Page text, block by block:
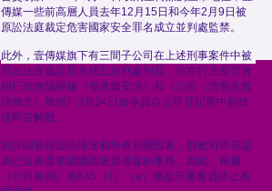
傳媒一些前高層人員去年12月15日和今年2月9日被
原訟法庭裁定危害國家安全罪名成立並判處監禁。
此外，壹傳媒旗下有三間子公司在上述刑事案件中被
原訟法庭裁定罪名成立並判處刑罰，並在行政長官會
同行政會議根據《香港國安法》和《公司（清盤及雜
項條文）條例》3月24日命令其自公司登記冊中剔除
後即告解散。
經詳細審視這些情況和所有相關因素，財政司司長認
為已沒有需要繼續調查壹傳媒的事務，因此，根據
《公司條例》第845（1）（a）條指示審查員終止有